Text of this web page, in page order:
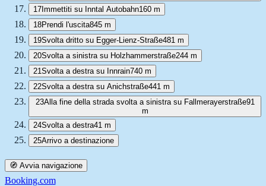
17Immettiti su Inntal Autobahn160 m
18Prendi l'uscita845 m
19Svolta dritto su Egger-Lienz-Straße481 m
20Svolta a sinistra su Holzhammerstraße244 m
21Svolta a destra su Innrain740 m
22Svolta a destra su Anichstraße441 m
23Alla fine della strada svolta a sinistra su Fallmerayerstraße91
m
24Svolta a destra41 m
25Arrivo a destinazione
🧭 Avvia navigazione
Booking.com